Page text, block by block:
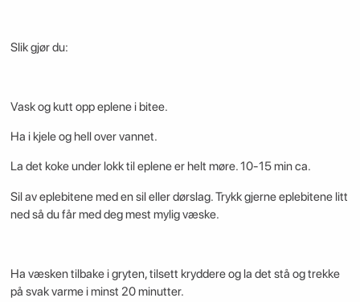
Slik gjør du:
Vask og kutt opp eplene i bitee.
Ha i kjele og hell over vannet.
La det koke under lokk til eplene er helt møre. 10-15 min ca.
Sil av eplebitene med en sil eller dørslag. Trykk gjerne eplebitene litt
ned så du får med deg mest mylig væske.
Ha væsken tilbake i gryten, tilsett kryddere og la det stå og trekke
på svak varme i minst 20 minutter.